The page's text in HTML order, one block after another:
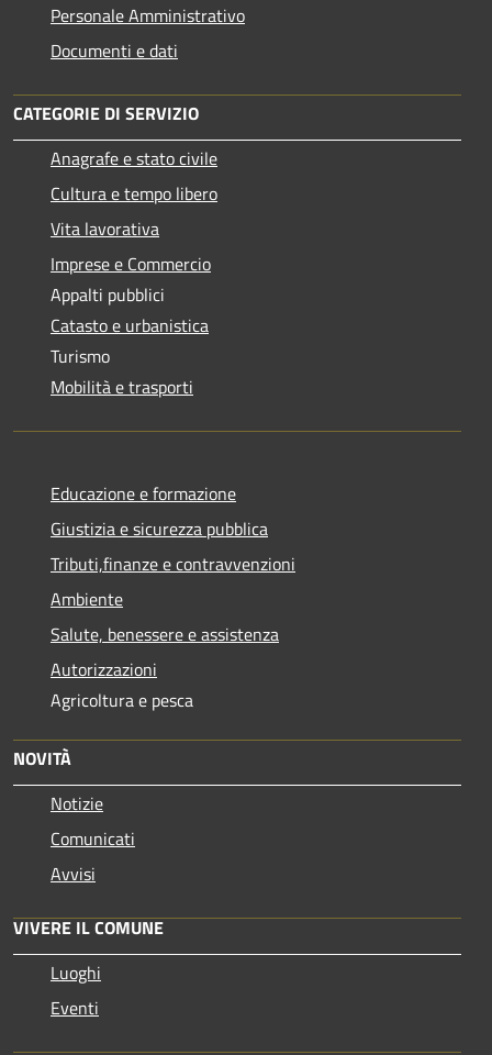
Personale Amministrativo
Documenti e dati
CATEGORIE DI SERVIZIO
Anagrafe e stato civile
Cultura e tempo libero
Vita lavorativa
Imprese e Commercio
Appalti pubblici
Catasto e urbanistica
Turismo
Mobilità e trasporti
Educazione e formazione
Giustizia e sicurezza pubblica
Tributi,finanze e contravvenzioni
Ambiente
Salute, benessere e assistenza
Autorizzazioni
Agricoltura e pesca
NOVITÀ
Notizie
Comunicati
Avvisi
VIVERE IL COMUNE
Luoghi
Eventi